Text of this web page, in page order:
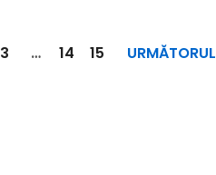
3 … 14 15 URMĂTORUL